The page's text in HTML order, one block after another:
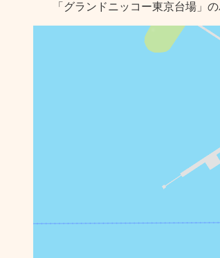
「グランドニッコー東京台場」